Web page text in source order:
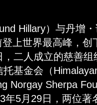
Hillary）与丹增
登上世界最高峰，创
二人成立的慈善组
基金会（
Norgay Sherpa
年5月29日，两位著